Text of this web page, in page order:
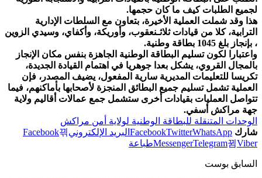
لجميع الطلبات كيف ما كان حجمها.
هذا وقد شملت العملية الأخيرة، بتعاون مع السلطات الإدارية
الترابية، كلا من قيادات ثلاثـنعقوب، وأوريكة، وأكفاي، وسيدي الزوين
، بإنجاز بلغ 1045 بطاقة وطنية.
واعتبارا لكون تسليم البطاقة الوطنية الجاهزة بنفس مكان الإنجاز
بالمجال القروي، يشكل بعدا جوهريا في اهتمام القيادة الجديدة،
تكريسا للتعليمات المديرية سارية المفعول، يضيف المصدر، فإن
العملية تشمل تسليم جميع البطائق المنجزة لأصحابها بأماكنهم، فيما
تتواصل العمليات بقيادات أخرى ستشمل جمع عمالات أقاليم ولاية
جهة مراكش أسفي.
الوحدات المتنقلة للبطاقة الوطنية لولاية أمن مراكش
شارك
FacebookTwitterWhatsApp البريد الإلكتروني
Facebook
MessengerTelegram Viber طباعة
السابق بوست